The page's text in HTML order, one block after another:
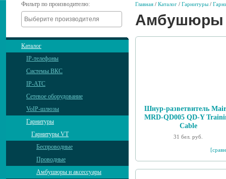
Фильтр по производителю:
Каталог
IP-телефоны
Системы ВКС
IP-АТС
Сетевое оборудование
VoIP-шлюзы
Гарнитуры
Гарнитуры VT
Беспроводные
Проводные
Амбушюры и аксессуары
Главная / Каталог / Гарнитуры /
Амбушюры
Шнур-разветвитель
MRD-QD005 QD-Y
Cable
31 бел. руб.